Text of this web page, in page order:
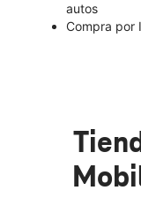
autos
Compra por